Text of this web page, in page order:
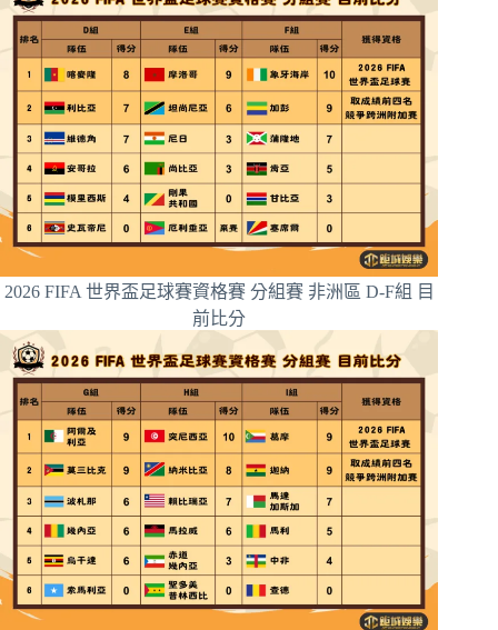
2026 FIFA 世界盃足球賽資格賽 分組賽 非洲區 D-F組 目
前比分